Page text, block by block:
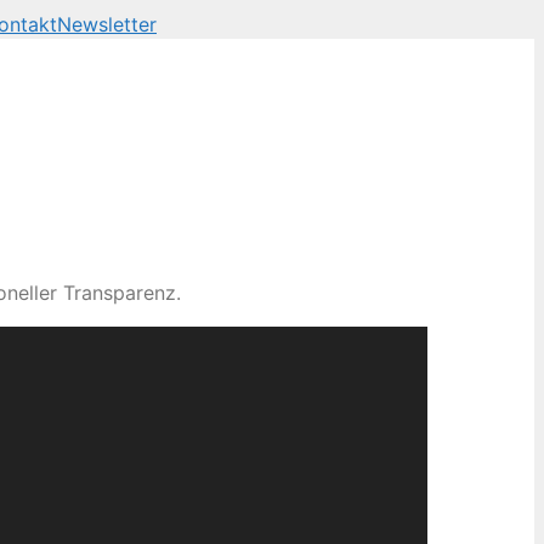
Newsletter
Transparenz.